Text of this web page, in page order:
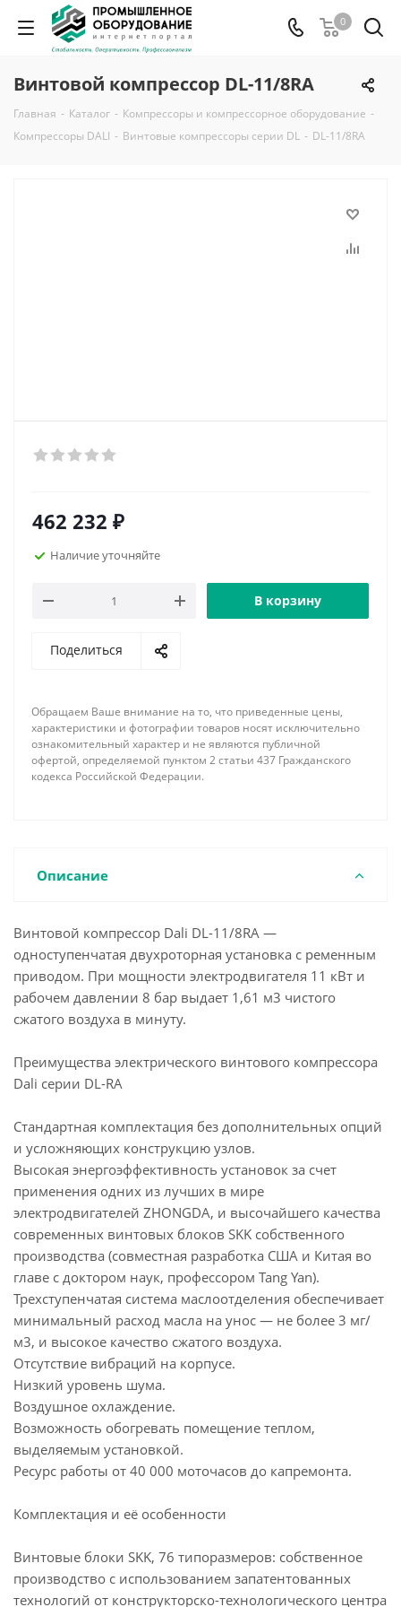
0
Винтовой компрессор DL-11/8RA
Главная - Каталог - Компрессоры и компрессорное оборудование -
Компрессоры DALI - Винтовые компрессоры серии DL - DL-11/8RA
462 232 ₽
Наличие уточняйте
В корзину
Поделиться
Обращаем Ваше внимание на то, что приведенные цены,
характеристики и фотографии товаров носят исключительно
ознакомительный характер и не являются публичной
офертой, определяемой пунктом 2 статьи 437 Гражданского
кодекса Российской Федерации.
Описание
Винтовой компрессор Dali DL-11/8RA —
одноступенчатая двухроторная установка с ременным
приводом. При мощности электродвигателя 11 кВт и
рабочем давлении 8 бар выдает 1,61 м3 чистого
сжатого воздуха в минуту.
Преимущества электрического винтового компрессора
Dali серии DL-RA
Стандартная комплектация без дополнительных опций
и усложняющих конструкцию узлов.
Высокая энергоэффективность установок за счет
применения одних из лучших в мире
электродвигателей ZHONGDA, и высочайшего качества
современных винтовых блоков SKK собственного
производства (совместная разработка США и Китая во
главе с доктором наук, профессором Tang Yan).
Трехступенчатая система маслоотделения обеспечивает
минимальный расход масла на унос — не более 3 мг/
м3, и высокое качество сжатого воздуха.
Отсутствие вибраций на корпусе.
Низкий уровень шума.
Воздушное охлаждение.
Возможность обогревать помещение теплом,
выделяемым установкой.
Ресурс работы от 40 000 моточасов до капремонта.
Комплектация и её особенности
Винтовые блоки SKK, 76 типоразмеров: собственное
производство с использованием запатентованных
технологий от конструкторско-технологического центра